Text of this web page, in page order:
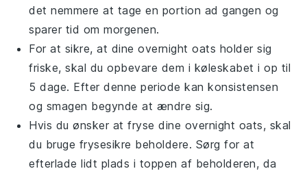
det nemmere at tage en portion ad gangen og
sparer tid om morgenen.
For at sikre, at dineovernight oats holder sig
friske, skal du opbevare dem i køleskabet i op til
5 dage. Efter denne periode kan konsistensen
og smagen begynde at ændre sig.
Hvis du ønsker at fryse dine overnight oats, skal
du bruge frysesikre beholdere. Sørg for at
efterlade lidt plads i toppen af beholderen, da